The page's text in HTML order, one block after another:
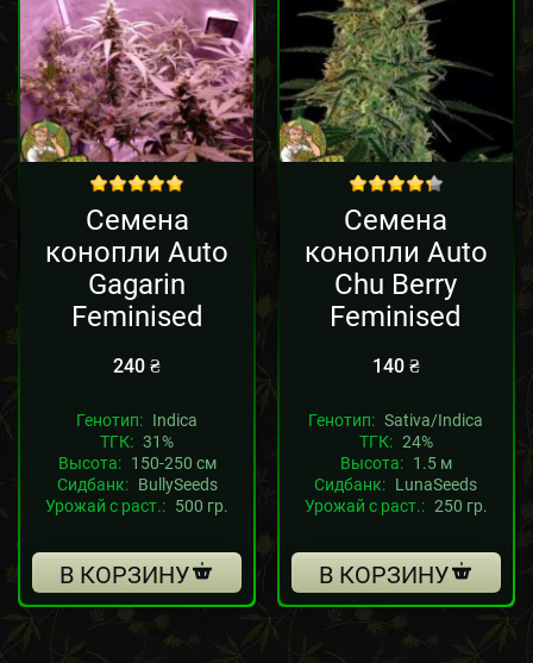
Семена
конопли Auto
Gagarin
Feminised
240₴
Генотип: Indica
ТГК: 31%
Высота: 150-250 см
Сидбанк: BullySeeds
Урожай с раст.: 500 гр.
В КОРЗИНУ
Семена
конопли Auto
Chu Berry
Feminised
140 ₴
Генотип: Sativa/Indica
ТГК: 24%
Высота: 1.5 м
Сидбанк: LunaSeeds
Урожай с раст.: 250 гр.
В КОРЗИНУ